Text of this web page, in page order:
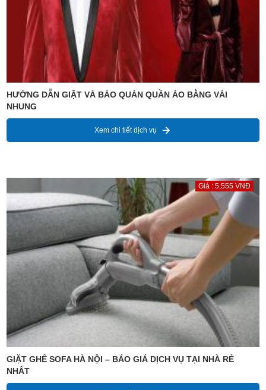
HƯỚNG DẪN GIẶT VÀ BẢO QUẢN QUẦN ÁO BẰNG VẢI
NHUNG
Xem chi tiết dịch vụ
Giá : 5,555 VNĐ
GIẶT GHẾ SOFA HÀ NỘI – BÁO GIÁ DỊCH VỤ TẠI NHÀ RẺ
NHẤT